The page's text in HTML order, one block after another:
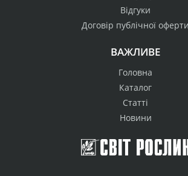
Відгуки
Договір публічної оферти
ВАЖЛИВЕ
Головна
Каталог
Статті
Новини